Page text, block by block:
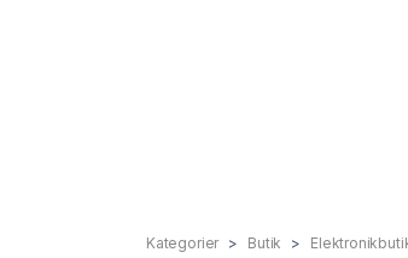
Kategorier Butik